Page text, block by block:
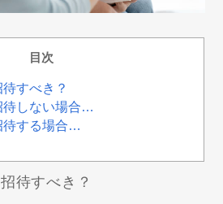
目次
すべき？
待しない場合…
待する場合…
待すべき？